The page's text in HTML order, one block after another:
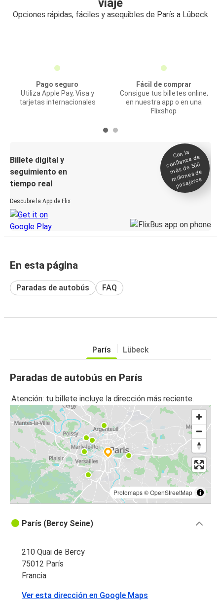
viaje
Opciones rápidas, fáciles y asequibles de París a Lübeck
Pago seguro
Utiliza Apple Pay, Visa y
tarjetas internacionales
Fácil de comprar
Consigue tus billetes online,
en nuestra app o en una
Flixshop
Billete digital y
seguimiento en
tiempo real
Descubre la App de Flix
Con la
confianza de
más de 500
millones de
pasajeros
En esta página
Paradas de autobús FAQ
París Lübeck
Paradas de autobús en París
Atención: tu billete incluye la dirección más reciente.
Protomaps©OpenStreetMap
París (Bercy Seine)
210 Quai de Bercy
75012 París
Francia
Ver esta dirección en Google Maps